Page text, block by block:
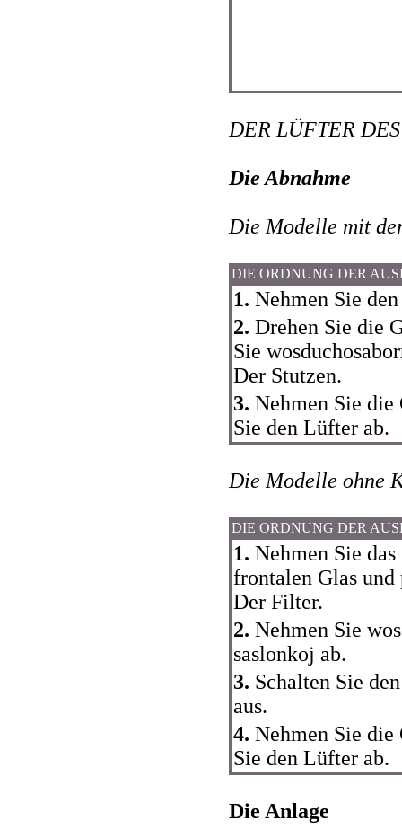
DER LÜFTER
Die Abnahme
Die Modelle mit
DIE ORDNUNG DER
1. Nehmen Sie
2. Drehen Sie die
Sie
Der Stutzen.
3. Nehmen Sie die
Sie den Lüfter ab.
Die Modelle ohne
DIE ORDNUNG DER
1. Nehmen Sie
frontalen Glas und
Der Filter.
2. Nehmen Sie
saslonkoj ab.
3. Schalten Sie
aus.
4. Nehmen Sie die
Sie den Lüfter ab.
Die Anlage